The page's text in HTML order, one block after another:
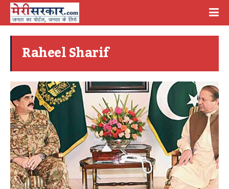
Raheel Sharif